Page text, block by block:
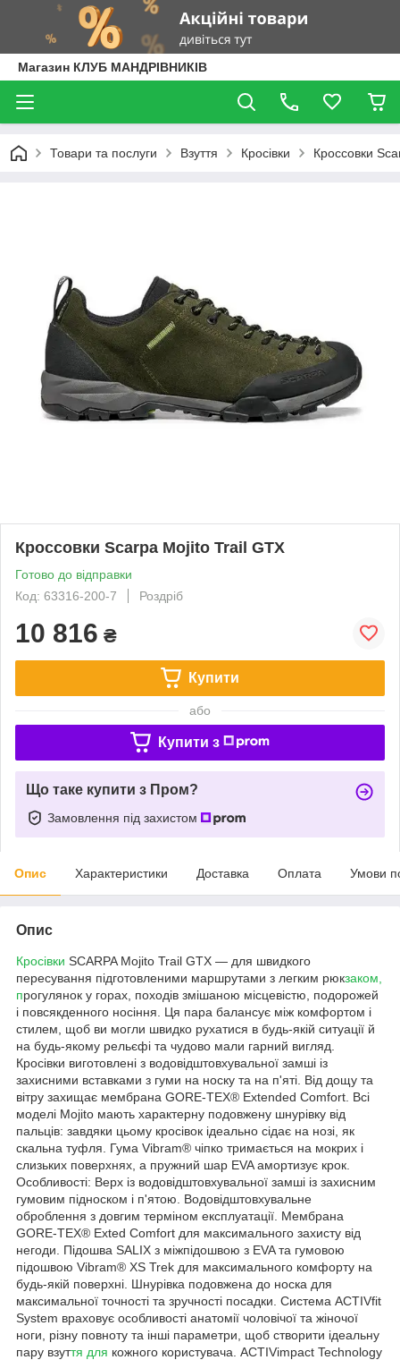
Магазин КЛУБ МАНДРІВНИКІВ
Товари та послуги Взуття Кросівки Кроссовки
Кроссовки Scarpa Mojito Trail GTX
Готово до відправки
Код: 63316-200-7
Роздріб
10 816 ₴
Купити
або
Купити з
Що таке купити з Пром?
Замовлення під захистом
Опис Характеристики Доставка Оплата Умови
Опис
Кросівки SCARPA Mojito Trail GTX — для швидкого
пересування підготовленими маршрутами з легким рюкзаком,
прогулянок у горах, походів змішаною місцевістю, подорожей
і повсякденного носіння. Ця пара балансує між комфортом і
стилем, щоб ви могли швидко рухатися в будь-якій ситуації й
на будь-якому рельєфі та чудово мали гарний вигляд.
Кросівки виготовлені з водовідштовхувальної замші із
захисними вставками з гуми на носку та на п'яті. Від дощу та
вітру захищає мембрана GORE-TEX® Extended Comfort. Всі
моделі Mojito мають характерну подовжену шнурівку від
пальців: завдяки цьому кросівок ідеально сідає на нозі, як
скальна туфля. Гума Vibram® чіпко тримається на мокрих і
слизьких поверхнях, а пружний шар EVA амортизує крок.
Особливості: Верх із водовідштовхувальної замші із захисним
гумовим підноском і п'ятою. Водовідштовхувальне
оброблення з довгим терміном експлуатації. Мембрана
GORE-TEX® Exted Comfort для максимального захисту від
негоди. Підошва SALIX з міжпідошвою з EVA та гумовою
підошвою Vibram® XS Trek для максимального комфорту на
будь-якій поверхні. Шнурівка подовжена до носка для
максимальної точності та зручності посадки. Система ACTIVfit
System враховує особливості анатомії чоловічої та жіночої
ноги, різну повноту та інші параметри, щоб створити ідеальну
пару взуття для кожного користувача. ACTIVimpact Technology